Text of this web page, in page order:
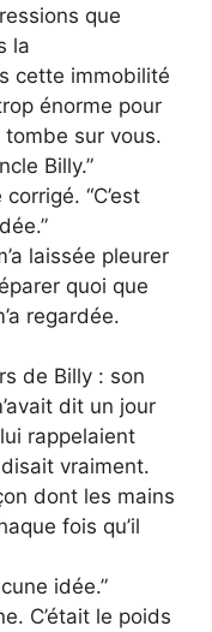
que
la
cette immobilité
énorme pour
sur vous.
Billy.”
“C’est
laissée pleurer
quoi que
regardée.
de Billy : son
dit un jour
rappelaient
disait vraiment.
dont les mains
fois qu’il
idée.”
C’était le poids